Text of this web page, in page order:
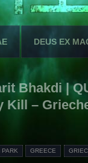
DEUS EX
Bhakdi |
Kill –
PARK GREECE